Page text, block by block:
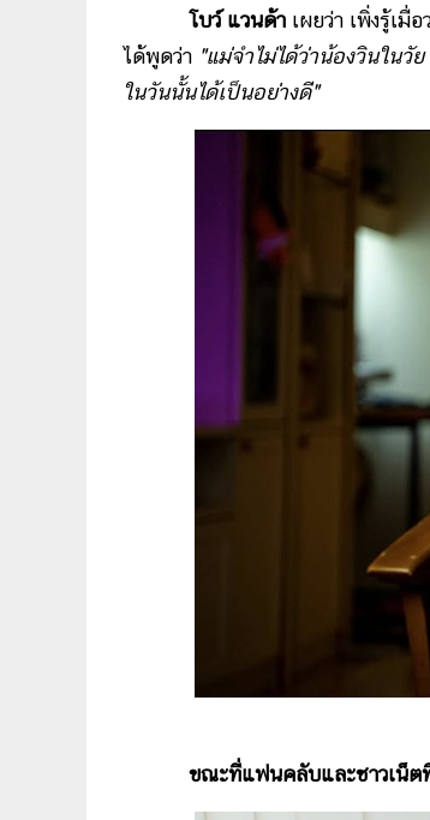
โบว์ แวนด้า เผยว่า เพิ่งรู้เ
ได้พูดว่า "แม่จำไม่ได้ว่าน้องวินใน
ในวันนั้นได้เป็นอย่างดี"
ขณะที่แฟนคลับและชาวเน็ต